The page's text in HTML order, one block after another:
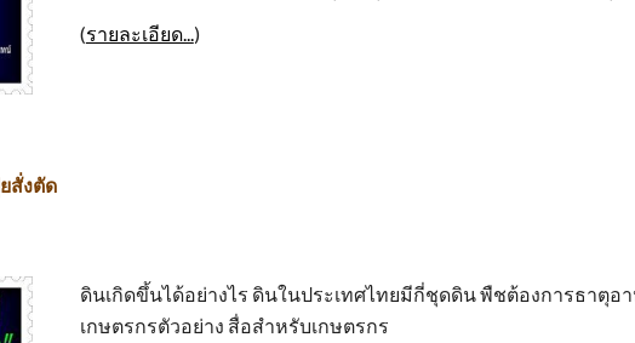
(รายละเอียด...)
สั่งตัด
ดินเกิดขึ้นได้อย่างไร ดินในประเทศไทยมีกี่ชุดดิน พืชต้องการธาตุอ
เกษตรกรตัวอย่าง สื่อสำหรับเกษตรกร